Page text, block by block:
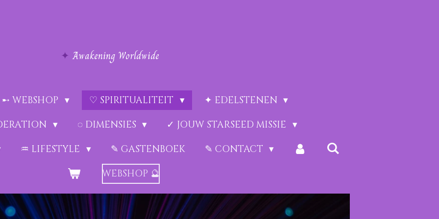
✦ Awakening Worldwide
➸ WEBSHOP ♡ SPIRITUALITEIT
✦ EDELSTENEN
◌ DIMENSIES
✓ JOUW STARSEED MISSIE
♒︎ LIFESTYLE ✎ GASTENBOEK
✎ CONTACT
WEBSHOP 🔮